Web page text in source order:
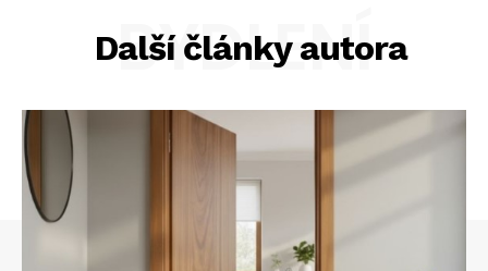
Další články autora
BYDLENÍ